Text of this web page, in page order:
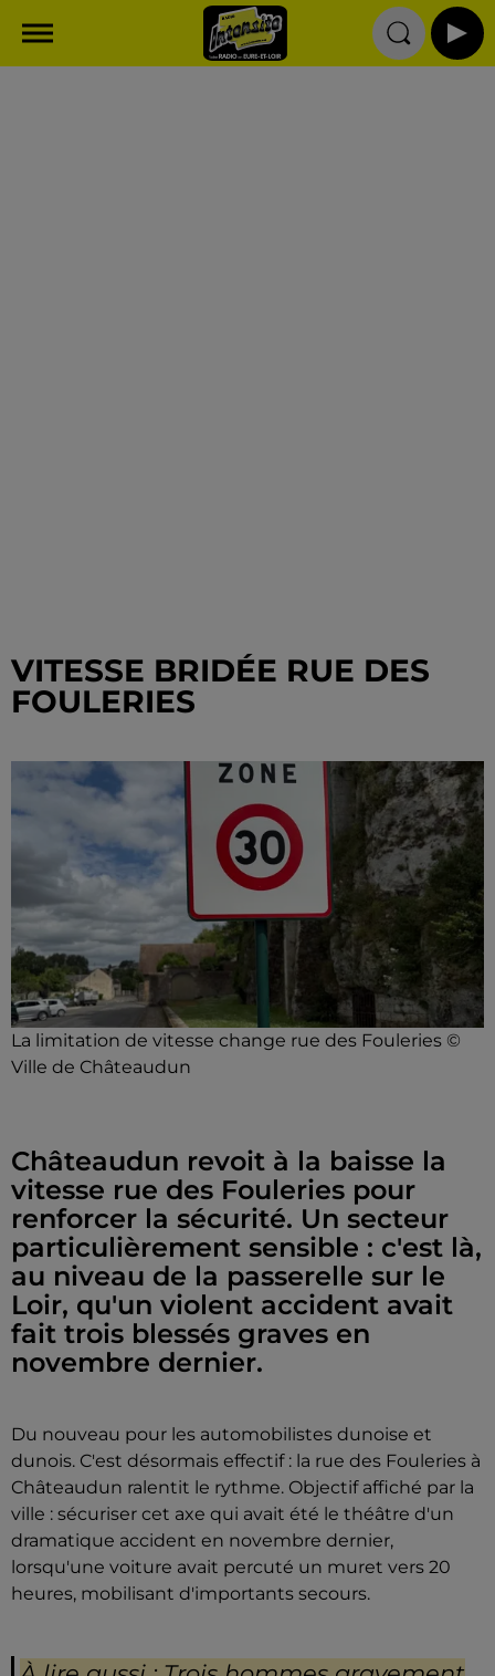
VITESSE BRIDÉE RUE DES
FOULERIES
La limitation de vitesse change rue des Fouleries ©
Ville de Châteaudun
Châteaudun revoit à la baisse la
vitesse rue des Fouleries pour
renforcer la sécurité. Un secteur
particulièrement sensible : c'est là,
au niveau de la passerelle sur le
Loir, qu'un violent accident avait
fait trois blessés graves en
novembre dernier.
Du nouveau pour les automobilistes dunoise et
dunois. C'est désormais effectif : la rue des Fouleries à
Châteaudun ralentit le rythme. Objectif affiché par la
ville : sécuriser cet axe qui avait été le théâtre d'un
dramatique accident en novembre dernier,
lorsqu'une voiture avait percuté un muret vers 20
heures, mobilisant d'importants secours.